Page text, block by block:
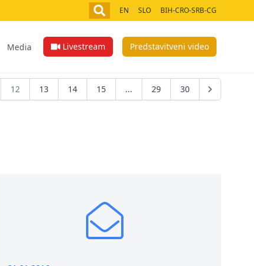
EN SLO BIH-CRO-SRB-CG
Media Livestream Predstavitveni video
12 13 14 15 ... 29 30